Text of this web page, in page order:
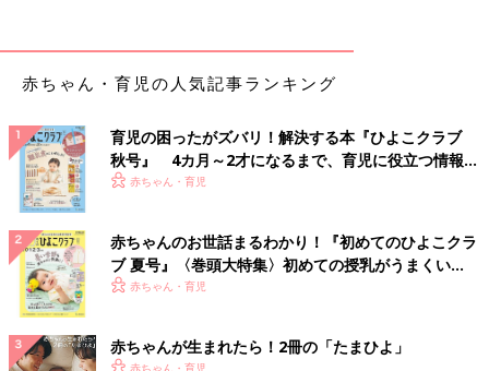
赤ちゃん・育児の人気記事ランキング
育児の困ったがズバリ！解決する本『ひよこクラブ
秋号』 4カ月～2才になるまで、育児に役立つ情報が
いっぱい！
赤ちゃん・育児
赤ちゃんのお世話まるわかり！『初めてのひよこクラ
ブ 夏号』〈巻頭大特集〉初めての授乳がうまくい
く！ おっぱい・ミルクの基本と夏のトラブル 解決テ
赤ちゃん・育児
赤ちゃんが生まれたら！2冊の「たまひよ」
赤ちゃん・育児